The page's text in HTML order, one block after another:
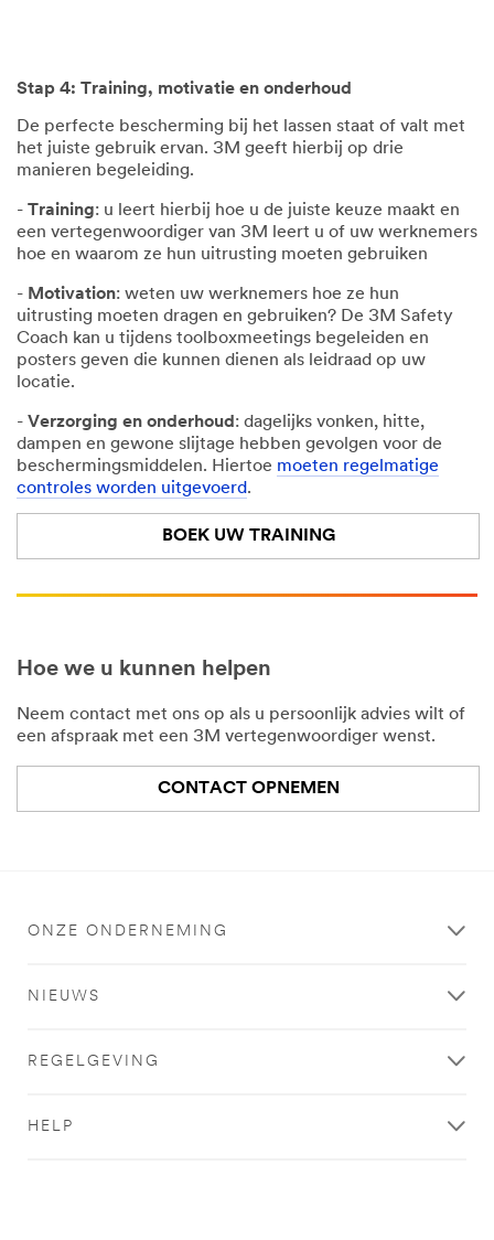
Stap 4: Training, motivatie en onderhoud
De perfecte bescherming bij het lassen staat of valt met
het juiste gebruik ervan. 3M geeft hierbij op drie
manieren begeleiding.
- Training: u leert hierbij hoe u de juiste keuze maakt en
een vertegenwoordiger van 3M leert u of uw werknemers
hoe en waarom ze hun uitrusting moeten gebruiken
- Motivation: weten uw werknemers hoe ze hun
uitrusting moeten dragen en gebruiken? De 3M Safety
Coach kan u tijdens toolboxmeetings begeleiden en
posters geven die kunnen dienen als leidraad op uw
locatie.
- Verzorging en onderhoud : dagelijks vonken, hitte,
dampen en gewone slijtage hebben gevolgen voor de
beschermingsmiddelen. Hiertoe moeten regelmatige
controles worden uitgevoerd.
BOEK UW TRAINING
Hoe we u kunnen helpen
Neem contact met ons op als u persoonlijk advies wilt of
een afspraak met een 3M vertegenwoordiger wenst.
CONTACT OPNEMEN
ONZE ONDERNEMING
NIEUWS
REGELGEVING
HELP